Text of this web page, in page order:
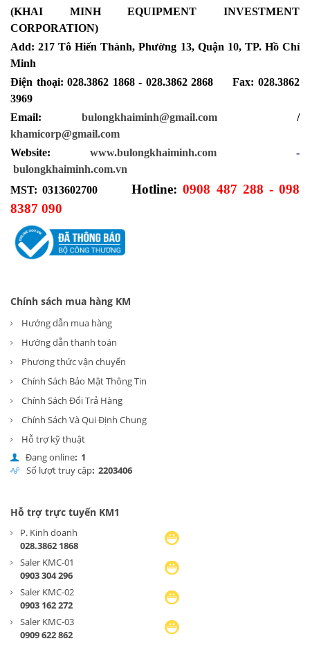
(KHAI MINH EQUIPMENT INVESTMENT
CORPORATION)
Add: 217 Tô Hiến Thành, Phường 13, Quận 10, TP. Hồ Chí
Minh
Điện thoại: 028.3862 1868 - 028.3862 2868 Fax: 028.3862
3969
Email: bulongkhaiminh@gmail.com/
khamicorp@gmail.com
Website:
www.bulongkhaiminh.com
-
bulongkhaiminh.com.vn
MST: 0313602700
Hotline: 0908 487 288 - 098
8387 090
Chính sách mua hàng KM
Hướng dẫn mua hàng
Hướng dẫn thanh toán
Phương thức vận chuyển
Chính Sách Bảo Mật Thông Tin
Chính Sách Đổi Trả Hàng
Chính Sách Và Qui Định Chung
Hỗ trợ kỹ thuật
Đang online: 1
Số lượt truy cập: 2203406
Hỗ trợ trực tuyến KM1
P. Kinh doanh
028.3862 1868
Saler KMC-01
0903 304 296
Saler KMC-02
0903 162 272
Saler KMC-03
0909 622 862